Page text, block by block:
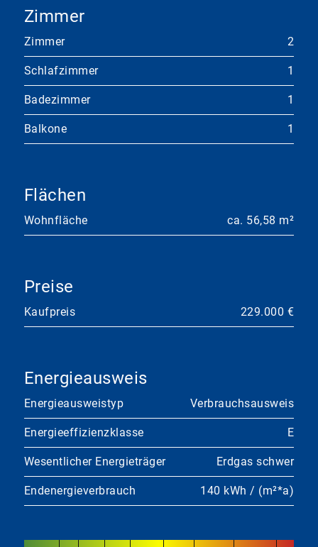
Zimmer
Zimmer 2
Schlafzimmer 1
Badezimmer 1
Balkone 1
Flächen
Wohnfläche ca. 56,58 m²
Preise
Kaufpreis 229.000 €
Energieausweis
Energieausweistyp Verbrauchsausweis
Energieeffizienzklasse E
Wesentlicher Energieträger Erdgas schwer
Endenergieverbrauch 140 kWh / (m²*a)